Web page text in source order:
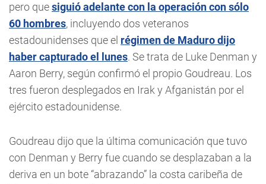
pero quesiguió adelante con la operación con sólo
60 hombres, incluyendo dos veteranos
estadounidenses que el régimen de Maduro dijo
haber capturado el lunes. Se trata de Luke Denman y
Aaron Berry, según confirmó el propio Goudreau. Los
tres fueron desplegados en Irak y Afganistán por el
ejército estadounidense.
Goudreau dijo que la última comunicación que tuvo
con Denman y Berry fue cuando se desplazaban a la
deriva en un bote “abrazando” la costa caribeña de